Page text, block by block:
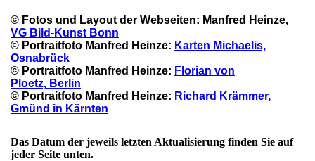
© Fotos und Layout der Webseiten: Manfred Heinze,
VG Bild-Kunst Bonn
© Portraitfoto Manfred Heinze: Karten Michaelis,
Osnabrück
© Portraitfoto Manfred Heinze: Florian von
Ploetz, Berlin
© Portraitfoto Manfred Heinze: Richard Krämmer,
Gmünd in Kärnten
Das Datum der jeweils letzten Aktualisierung finden Sie auf
jeder Seite unten.